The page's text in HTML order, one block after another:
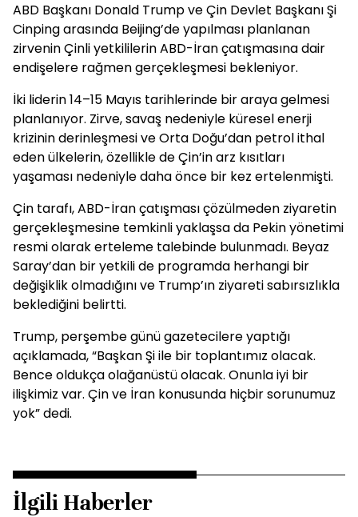
ABD Başkanı Donald Trump ve Çin Devlet Başkanı Şi
Cinping arasında Beijing’de yapılması planlanan
zirvenin Çinli yetkililerin ABD-İran çatışmasına dair
endişelere rağmen gerçekleşmesi bekleniyor.
İki liderin 14–15 Mayıs tarihlerinde bir araya gelmesi
planlanıyor. Zirve, savaş nedeniyle küresel enerji
krizinin derinleşmesi ve Orta Doğu’dan petrol ithal
eden ülkelerin, özellikle de Çin’in arz kısıtları
yaşaması nedeniyle daha önce bir kez ertelenmişti.
Çin tarafı, ABD-İran çatışması çözülmeden ziyaretin
gerçekleşmesine temkinli yaklaşsa da Pekin yönetimi
resmi olarak erteleme talebinde bulunmadı. Beyaz
Saray’dan bir yetkili de programda herhangi bir
değişiklik olmadığını ve Trump’ın ziyareti sabırsızlıkla
beklediğini belirtti.
Trump, perşembe günü gazetecilere yaptığı
açıklamada, “Başkan Şi ile bir toplantımız olacak.
Bence oldukça olağanüstü olacak. Onunla iyi bir
ilişkimiz var. Çin ve İran konusunda hiçbir sorunumuz
yok” dedi.
İlgili Haberler